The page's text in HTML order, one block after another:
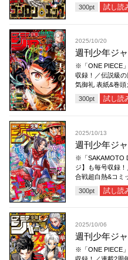
300pt 試し読
2025/10/20
週刊少年ジ
※「ONE PIECE
収録！／伝説級
気御礼 表紙&巻頭
300pt 試し読
2025/10/13
週刊少年ジ
※「SAKAMOTO
ジ】も毎号収録
合戦超白熱&コミ
300pt 試し読
2025/10/06
週刊少年ジ
※「ONE PIECE